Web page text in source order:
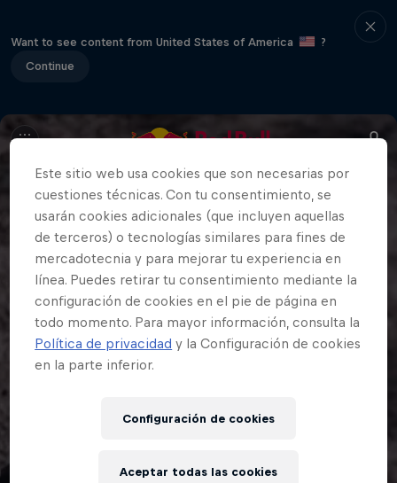
Want to see content from United States of America
?
Continue
Este sitio web usa cookies que son necesarias por
cuestiones técnicas. Con tu consentimiento, se
usarán cookies adicionales (que incluyen aquellas
de terceros) o tecnologías similares para fines de
mercadotecnia y para mejorar tu experiencia en
línea. Puedes retirar tu consentimiento mediante la
configuración de cookies en el pie de página en
todo momento. Para mayor información, consulta la
Política de privacidad y la Configuración de cookies
en la parte inferior.
Configuración de cookies
Aceptar todas las cookies